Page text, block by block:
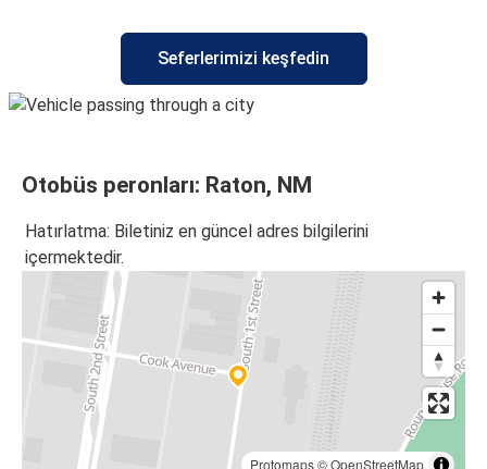
Seferlerimizi keşfedin
Otobüs peronları: Raton, NM
Hatırlatma: Biletiniz en güncel adres bilgilerini
içermektedir.
Protomaps©OpenStreetMap